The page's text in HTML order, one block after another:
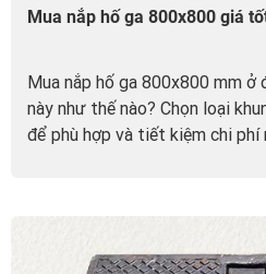
Mua nắp hố ga 800x800 giá
Mua nắp hố ga 800x800 mm ở
này như thế nào? Chọn loại
để phù hợp và tiết kiệm chi phí